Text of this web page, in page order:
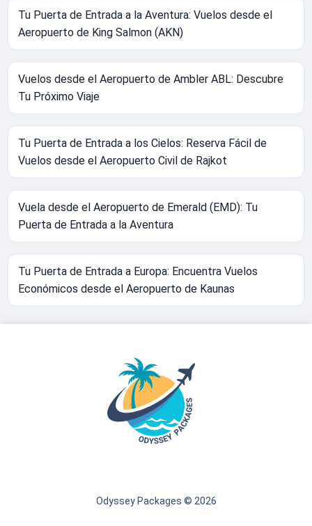
Tu Puerta de Entrada a la Aventura: Vuelos desde el
Aeropuerto de King Salmon (AKN)
Vuelos desde el Aeropuerto de Ambler ABL: Descubre
Tu Próximo Viaje
Tu Puerta de Entrada a los Cielos: Reserva Fácil de
Vuelos desde el Aeropuerto Civil de Rajkot
Vuela desde el Aeropuerto de Emerald (EMD): Tu
Puerta de Entrada a la Aventura
Tu Puerta de Entrada a Europa: Encuentra Vuelos
Económicos desde el Aeropuerto de Kaunas
Odyssey Packages © 2026